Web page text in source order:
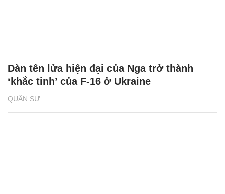
QUÂN SỰ
Dàn tên lửa hiện đại của Nga trở thành
‘khắc tinh’ của F-16 ở Ukraine